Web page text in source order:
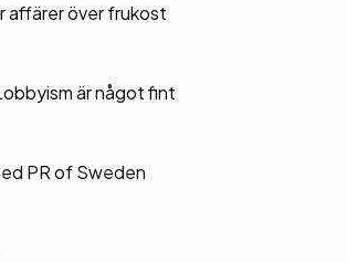
affärer över frukost
är något fint
PR of Sweden